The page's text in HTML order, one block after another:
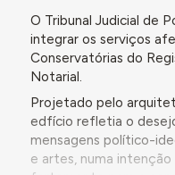
O Tribunal Judicial de
integrar os serviços
Conservatórias do
Notarial.
Projetado pelo
edfício refletia o
mensagens político-
e artes, numa